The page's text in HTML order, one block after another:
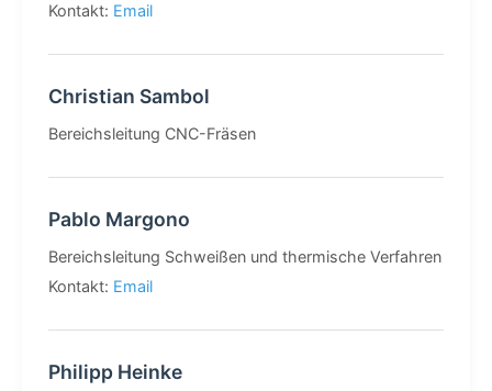
Kontakt: Email
Christian Sambol
Bereichsleitung CNC-Fräsen
Pablo Margono
Bereichsleitung Schweißen und thermische Verfahren
Kontakt: Email
Philipp Heinke